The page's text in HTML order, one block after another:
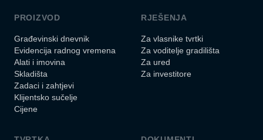
PROIZVOD
Građevinski dnevnik
Evidencija radnog vremena
Alati i imovina
Skladišta
Zadaci i zahtjevi
Klijentsko sučelje
Cijene
RJEŠENJA
Za vlasnike tvrtki
Za voditelje gradilišta
Za ured
Za investitore